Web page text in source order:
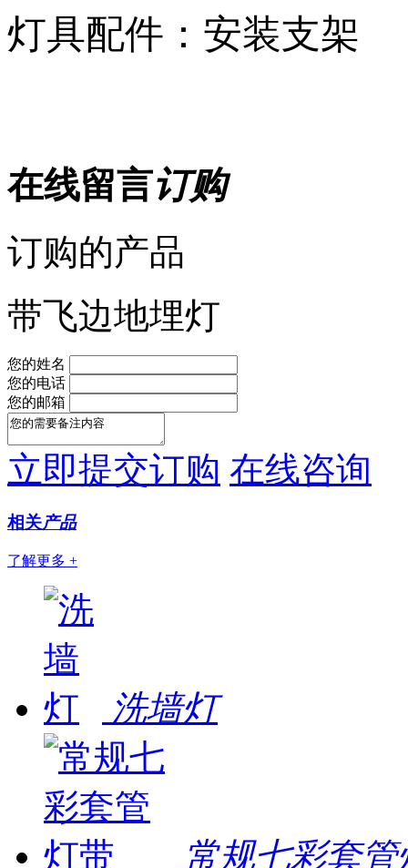
灯具配件：安装支架
在线留言订购
订购的产品
带飞边地埋灯
您的姓名
您的电话
您的邮箱
立即提交订购 在线咨询
相关产品
了解更多 +
洗墙灯
常规七彩套管